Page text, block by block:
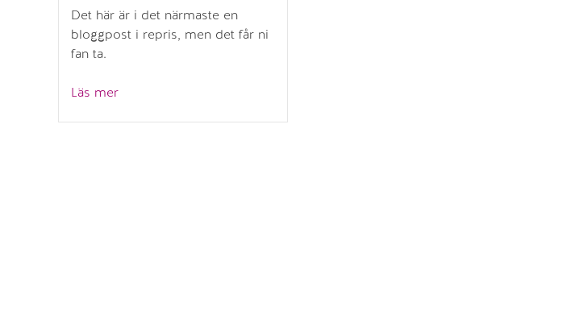
Det här är i det närmaste en
bloggpost i repris, men det får ni
fan ta.
Läs mer”Sichuansk